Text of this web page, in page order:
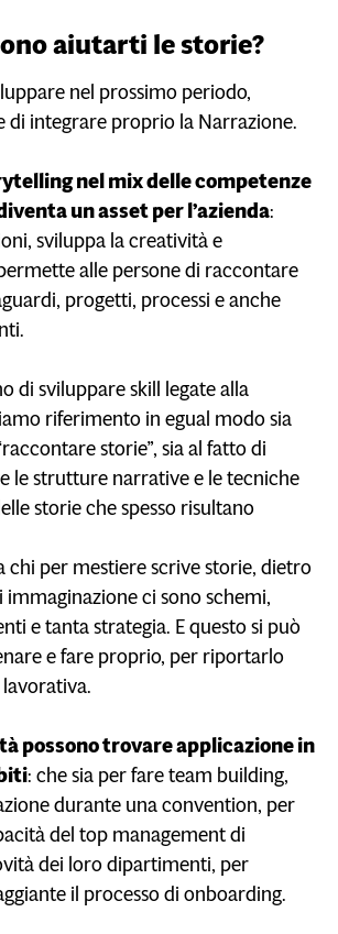
aiutarti le storie?
nel prossimo periodo,
di integrare proprio la Narrazione.
nel mix delle competenze
un asset per l’azienda:
sviluppa la creatività e
alle persone di raccontare
progetti, processi e anche
di sviluppare skill legate alla
riferimento in egual modo sia
storie”, sia al fatto di
le strutture narrative e le tecniche
storie che spesso risultano
chi per mestiere scrive storie, dietro
ci sono schemi,
e tanta strategia. E questo si può
e fare proprio, per riportarlo
possono trovare applicazione in
: che sia per fare team building,
durante una convention, per
del top management di
dei loro dipartimenti, per
il processo di onboarding.